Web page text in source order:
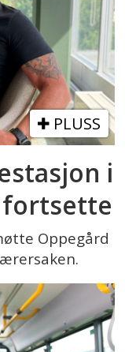
PLUSS
i
Oppegård